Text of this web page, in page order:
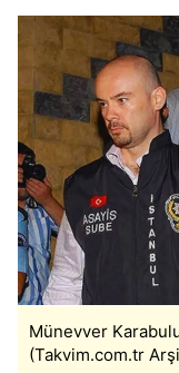
Münevver
(Takvim.com.tr